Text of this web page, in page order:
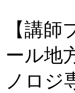
【講
ール地
ノロジ